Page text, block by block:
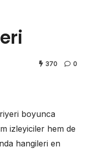
370 0
boyunca
izleyiciler hem de
hangileri en